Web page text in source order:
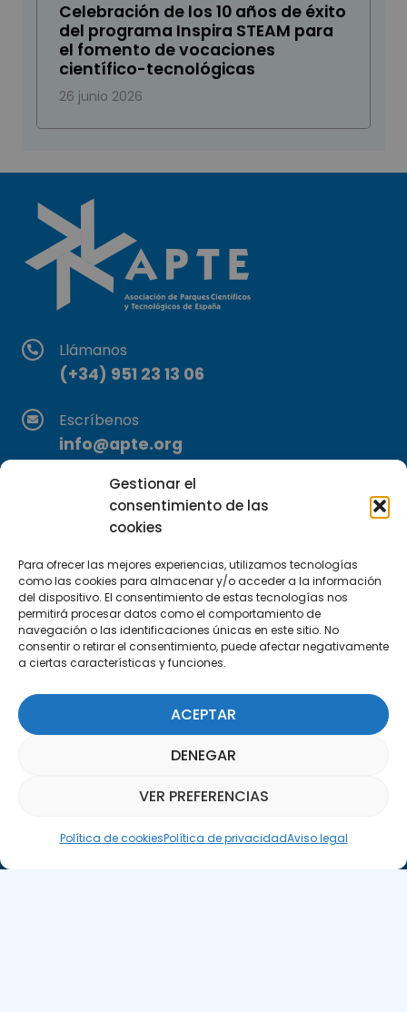
Gestionar el
consentimiento de las
cookies
Para ofrecer las mejores experiencias, utilizamos tecnologías
como las cookies para almacenar y/o acceder a la información
del dispositivo. El consentimiento de estas tecnologías nos
permitirá procesar datos como el comportamiento de
navegación o las identificaciones únicas en este sitio. No
consentir o retirar el consentimiento, puede afectar negativamente
a ciertas características y funciones.
ACEPTAR
DENEGAR
VER PREFERENCIAS
Política de cookiesPolítica de privacidadAviso legal
Celebración de los 10 años de éxito
del programa Inspira STEAM para
el fomento de vocaciones
científico-tecnológicas
26 junio 2026
Llámanos
(+34) 951 23 13 06
Escríbenos
info@apte.org
Encuéntranos
C/Marie Curie, 35
29590 Campanillas, Málaga
Suscríbete a nuestra Newsletter
SUSCRÍBETE AQUÍ